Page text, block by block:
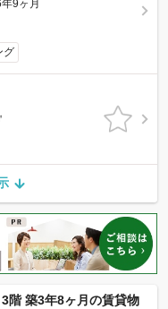
9ヶ月
グ
階 築3年8ヶ月の賃貸物